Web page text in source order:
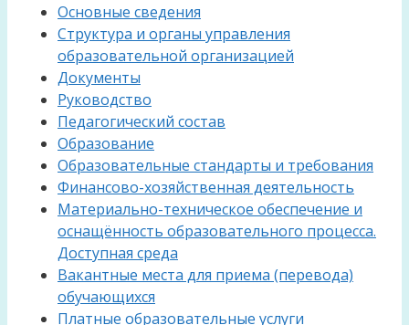
Основные сведения
Структура и органы управления
образовательной организацией
Документы
Руководство
Педагогический состав
Образование
Образовательные стандарты и требования
Финансово-хозяйственная деятельность
Материально-техническое обеспечение и
оснащённость образовательного процесса.
Доступная среда
Вакантные места для приема (перевода)
обучающихся
Платные образовательные услуги